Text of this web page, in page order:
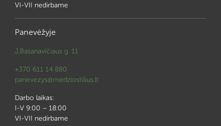
VI-VII nedirbame
Panevėžyje
J.Basanavičiaus g. 11
+370 611 14 880
panevezys@medziostilius.lt
Darbo laikas:
I-V 9:00 – 18:00
VI-VII nedirbame